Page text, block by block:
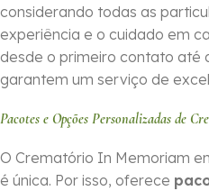
considerando todas as
experiência e o cuidado em
desde o primeiro contato até
garantem um serviço de
Pacotes e Opções Personalizadas de
O Crematório In Memoriam
é única. Por isso, oferece